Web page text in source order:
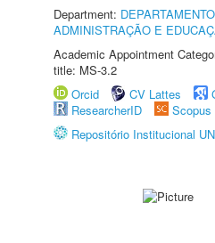
Department:
ADMINISTRAÇÃO E
Academic Appointment
title: MS-3.2
Orcid
CV Lattes
ResearcherID
Scopus
Repositório Institucional